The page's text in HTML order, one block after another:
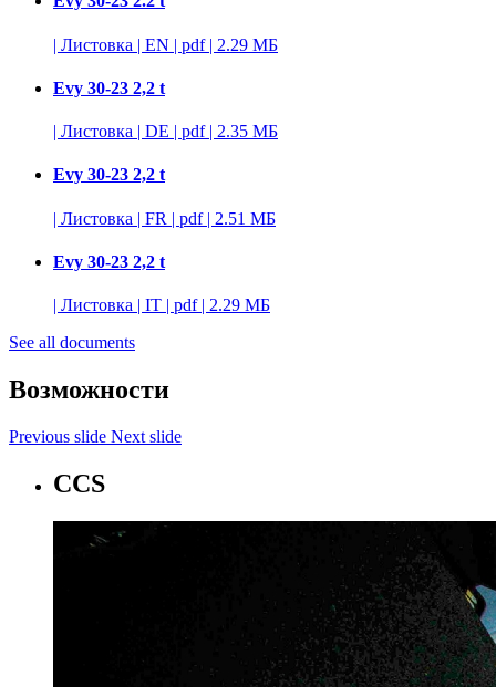
| Листовка | EN | pdf | 2.29 МБ
Evy 30-23 2,2 t
| Листовка | DE | pdf | 2.35 МБ
Evy 30-23 2,2 t
| Листовка | FR | pdf | 2.51 МБ
Evy 30-23 2,2 t
| Листовка | IT | pdf | 2.29 МБ
See all documents
Возможности
Previous slide Next slide
CCS